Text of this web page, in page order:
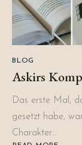
BLOG
Askirs
Das erste Mal,
gesetzt habe,
Charakter…